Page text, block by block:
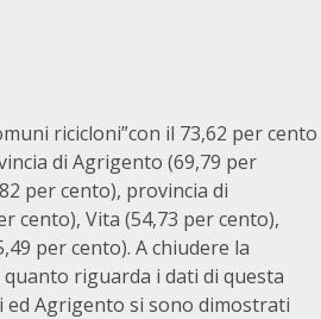
ricicloni”con il 73,62 per cento
di Agrigento (69,79 per
per cento), provincia di
cento), Vita (54,73 per cento),
per cento). A chiudere la
riguarda i dati di questa
ed Agrigento si sono dimostrati